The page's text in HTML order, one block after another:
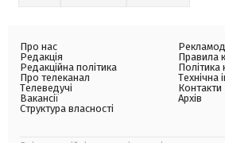
Про нас
Редакція
Редакційна політика
Про телеканал
Телеведучі
Вакансії
Структура власності
Правила
Політика
Технічна
Контакти
Архів